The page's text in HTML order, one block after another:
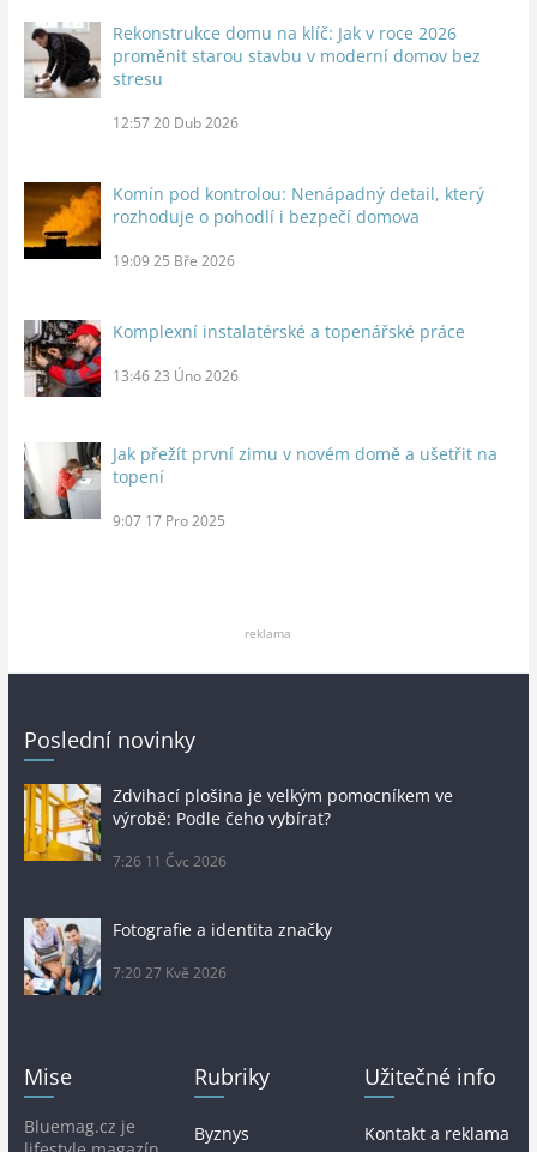
Rekonstrukce domu na klíč: Jak v roce 2026
proměnit starou stavbu v moderní domov bez
stresu
12:57 20 Dub 2026
Komín pod kontrolou: Nenápadný detail, který
rozhoduje o pohodlí i bezpečí domova
19:09 25 Bře 2026
Komplexní instalatérské a topenářské práce
13:46 23 Úno 2026
Jak přežít první zimu v novém domě a ušetřit na
topení
9:07 17 Pro 2025
reklama
Poslední novinky
Zdvihací plošina je velkým pomocníkem ve
výrobě: Podle čeho vybírat?
7:26 11 Čvc 2026
Fotografie a identita značky
7:20 27 Kvě 2026
Mise
Bluemag.cz je
Rubriky
Byznys
Užitečné info
Kontakt a reklama